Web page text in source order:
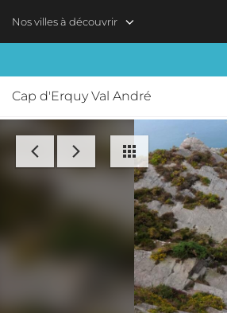
Nos villes à découvrir
Cap d'Erquy Val André